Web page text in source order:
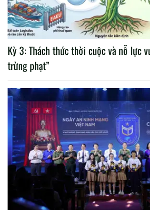
Kỳ 3: Thách thức thời cuộc và nỗ lực
trừng phạt”